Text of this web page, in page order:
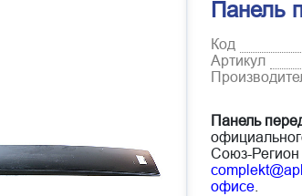
Панель
Код
Артикул
Панель
Союз-Регион
офисе